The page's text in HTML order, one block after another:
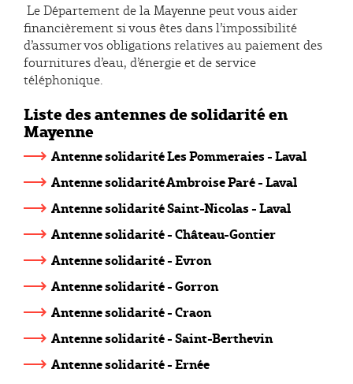
Le Département de la Mayenne peut vous aider
financièrement si vous êtes dans l’impossibilité
d’assumer vos obligations relatives au paiement des
fournitures d’eau, d’énergie et de service
téléphonique.
Liste des antennes de solidarité en
Mayenne
Antenne solidarité Les Pommeraies - Laval
Antenne solidarité Ambroise Paré - Laval
Antenne solidarité Saint-Nicolas - Laval
Antenne solidarité - Château-Gontier
Antenne solidarité - Evron
Antenne solidarité - Gorron
Antenne solidarité - Craon
Antenne solidarité - Saint-Berthevin
Antenne solidarité - Ernée